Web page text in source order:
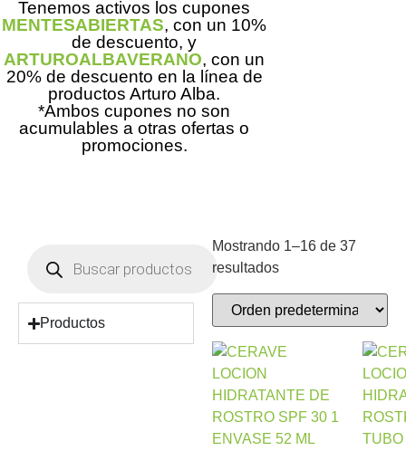
Tenemos activos los cupones
MENTESABIERTAS, con un 10%
de descuento, y
ARTUROALBAVERANO, con un
20% de descuento en la línea de
productos Arturo Alba.
*Ambos cupones no son
acumulables a otras ofertas o
promociones.
Productos
Mostrando 1–16 de 37
resultados